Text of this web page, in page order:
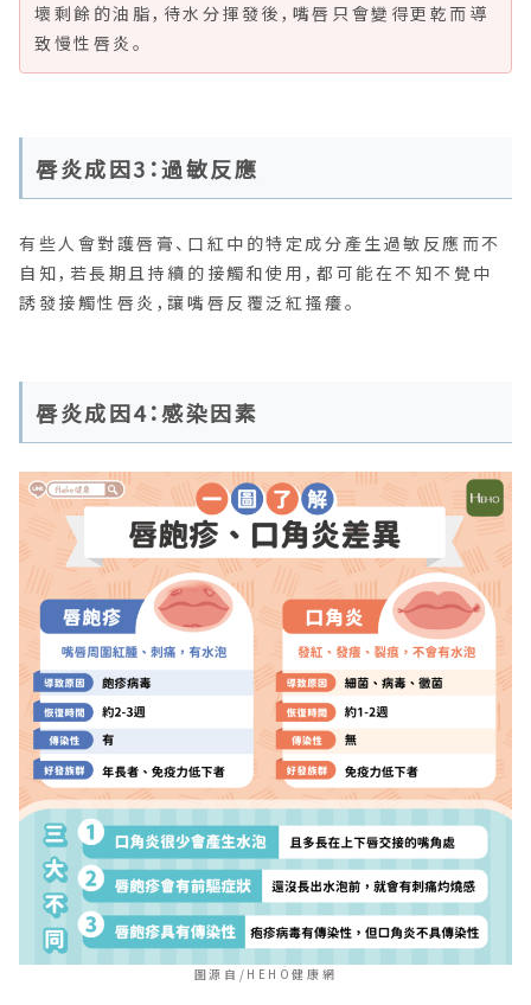
壞剩餘的油脂，待水分揮發後，嘴唇只會變得更乾而導
致慢性唇炎。
唇炎成因3：過敏反應
有些人會對護唇膏、口紅中的特定成分產生過敏反應而不
自知，若長期且持續的接觸和使用，都可能在不知不覺中
誘發接觸性唇炎，讓嘴唇反覆泛紅搔癢。
唇炎成因4：感染因素
圖源自/HEHO健康網